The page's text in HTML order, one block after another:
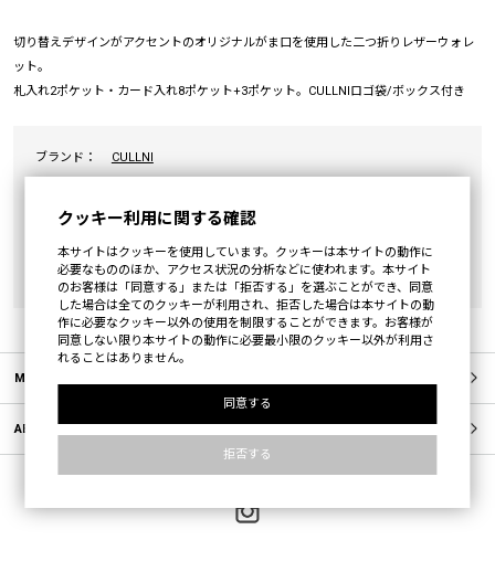
切り替えデザインがアクセントのオリジナルがま口を使用した二つ折りレザーウォレ
ット。
札入れ2ポケット・カード入れ8ポケット+3ポケット。CULLNIロゴ袋/ボックス付き
ブランド： CULLNI
素材： 表地:牛革(Body:Cowhide) 裏地:レーヨン100%
(Lining:Rayon100%)
原産国： JAPAN
MEMBERS
ABOUT US
クッキー利用に関する確認
本サイトはクッキーを使用しています。クッキーは本サイトの動作に
必要なもののほか、アクセス状況の分析などに使われます。本サイト
のお客様は「同意する」または「拒否する」を選ぶことができ、同意
した場合は全てのクッキーが利用され、拒否した場合は本サイトの動
作に必要なクッキー以外の使用を制限することができます。お客様が
同意しない限り本サイトの動作に必要最小限のクッキー以外が利用さ
れることはありません。
同意する
拒否する